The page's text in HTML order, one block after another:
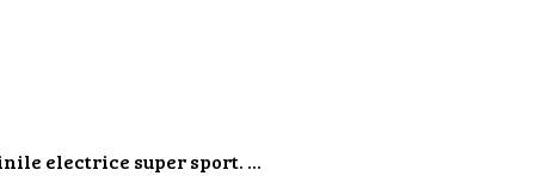
electrice super sport. ...